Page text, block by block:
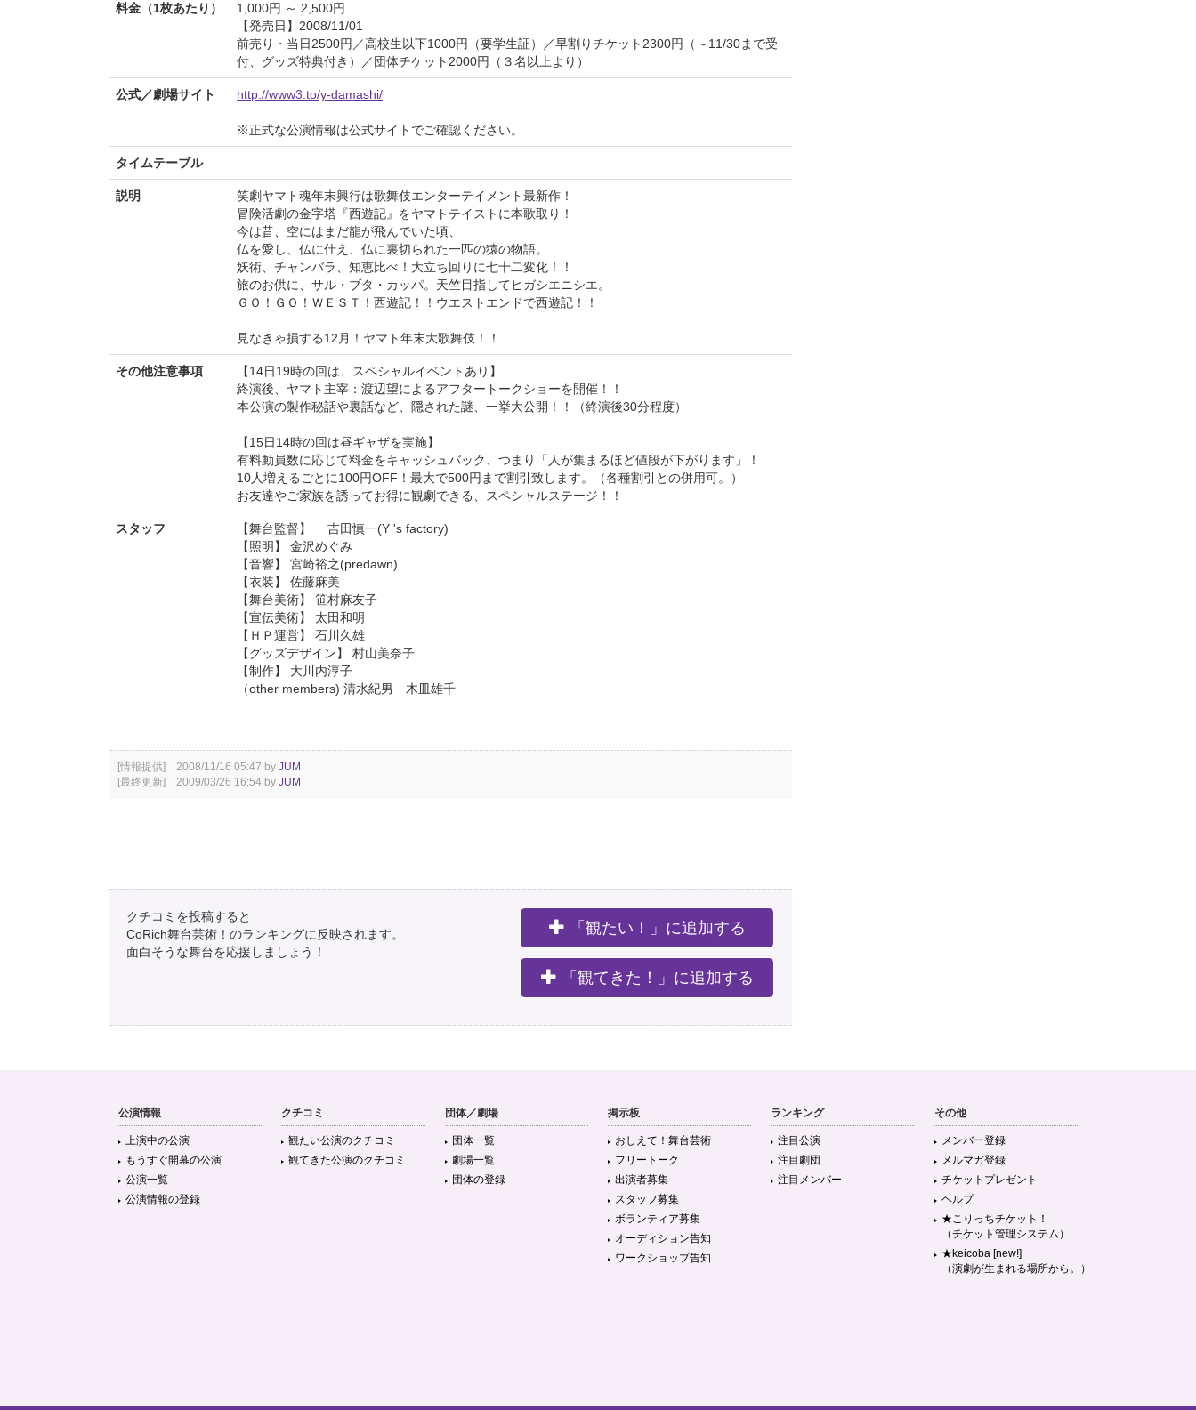
料金（1枚あたり）
1,000円 ～ 2,500円
【発売日】2008/11/01
前売り・当日2500円／高校生以下1000円（要学生証）／早割りチケット2300円（～11/30まで受
付、グッズ特典付き）／団体チケット2000円（３名以上より）
公式／劇場サイト http://www3.to/y-damashi/
※正式な公演情報は公式サイトでご確認ください。
タイムテーブル
説明
笑劇ヤマト魂年末興行は歌舞伎エンターテイメント最新作！
冒険活劇の金字塔『西遊記』をヤマトテイストに本歌取り！
今は昔、空にはまだ龍が飛んでいた頃、
仏を愛し、仏に仕え、仏に裏切られた一匹の猿の物語。
妖術、チャンバラ、知恵比べ！大立ち回りに七十二変化！！
旅のお供に、サル・ブタ・カッパ。天竺目指してヒガシエニシエ。
ＧＯ！ＧＯ！ＷＥＳＴ！西遊記！！ウエストエンドで西遊記！！
見なきゃ損する12月！ヤマト年末大歌舞伎！！
その他注意事項
【14日19時の回は、スペシャルイベントあり】
終演後、ヤマト主宰：渡辺望によるアフタートークショーを開催！！
本公演の製作秘話や裏話など、隠された謎、一挙大公開！！（終演後30分程度）
【15日14時の回は昼ギャザを実施】
有料動員数に応じて料金をキャッシュバック、つまり「人が集まるほど値段が下がります」！
10人増えるごとに100円OFF！最大で500円まで割引致します。（各種割引との併用可。）
お友達やご家族を誘ってお得に観劇できる、スペシャルステージ！！
スタッフ
【舞台監督】 吉田慎一(Y 's factory)
【照明】 金沢めぐみ
【音響】 宮崎裕之(predawn)
【衣装】 佐藤麻美
【舞台美術】 笹村麻友子
【宣伝美術】 太田和明
【ＨＰ運営】 石川久雄
【グッズデザイン】 村山美奈子
【制作】 大川内淳子
（other members) 清水紀男 木皿雄千
[情報提供] 2008/11/16 05:47 by JUM
[最終更新] 2009/03/26 16:54 by JUM
クチコミを投稿すると
CoRich舞台芸術！のランキングに反映されます。
面白そうな舞台を応援しましょう！
「観たい！」に追加する
「観てきた！」に追加する
公演情報
上演中の公演
もうすぐ開幕の公演
公演一覧
公演情報の登録
クチコミ
観たい公演のクチコミ
観てきた公演のクチコミ
団体／劇場
団体一覧
劇場一覧
団体の登録
掲示板
おしえて！舞台芸術
フリートーク
出演者募集
スタッフ募集
ボランティア募集
オーディション告知
ワークショップ告知
ランキング
注目公演
注目劇団
注目メンバー
その他
メンバー登録
メルマガ登録
チケットプレゼント
ヘルプ
★こりっちチケット！
（チケット管理システム）
★keicoba [new!]
（演劇が生まれる場所から。）